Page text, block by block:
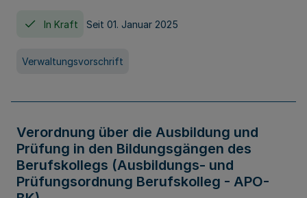
In Kraft Seit 01. Januar 2025
Verwaltungsvorschrift
Verordnung über die Ausbildung und
Prüfung in den Bildungsgängen des
Berufskollegs (Ausbildungs- und
Prüfungsordnung Berufskolleg - APO-